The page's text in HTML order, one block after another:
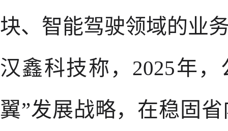
块、智能驾驶领域的业
汉鑫科技称，2025年
翼”发展战略，在稳固